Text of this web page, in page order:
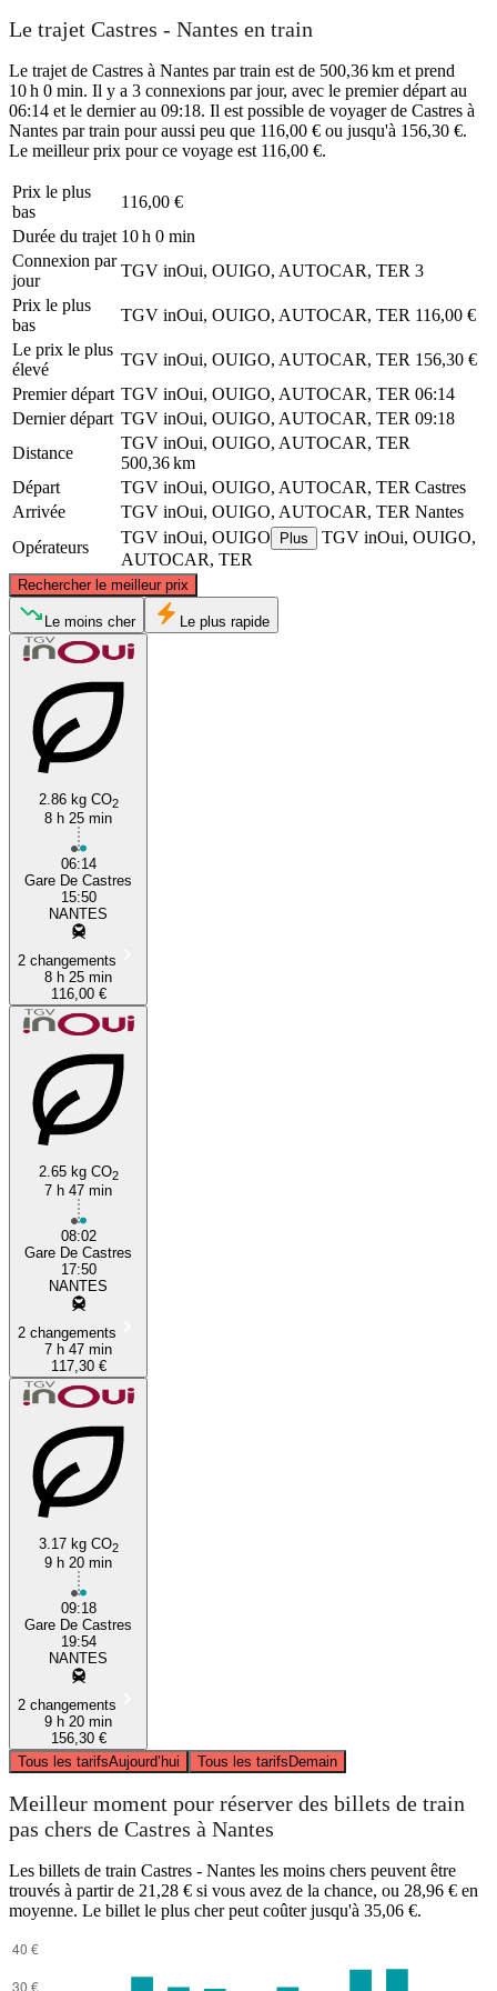
Le trajet Castres - Nantes en train
Le trajet de Castres à Nantes par train est de 500,36 km et prend
10 h 0 min. Il y a 3 connexions par jour, avec le premier départ au
06:14 et le dernier au 09:18. Il est possible de voyager de Castres à
Nantes par train pour aussi peu que 116,00 € ou jusqu'à 156,30 €.
Le meilleur prix pour ce voyage est 116,00 €.
Prix ​​le plus
bas
116,00 €
Durée du trajet 10 h 0 min
Connexion par
jour
TGV inOui, OUIGO, AUTOCAR, TER 3
Prix ​​le plus
bas
TGV inOui, OUIGO, AUTOCAR, TER 116,00 €
Le prix le plus
élevé
TGV inOui, OUIGO, AUTOCAR, TER 156,30 €
Premier départ TGV inOui, OUIGO, AUTOCAR, TER 06:14
Dernier départ TGV inOui, OUIGO, AUTOCAR, TER 09:18
Distance
TGV inOui, OUIGO, AUTOCAR, TER
500,36 km
Départ
TGV inOui, OUIGO, AUTOCAR, TER Castres
Arrivée
TGV inOui, OUIGO, AUTOCAR, TER Nantes
Opérateurs
TGV inOui, OUIGO Plus
TGV inOui, OUIGO,
AUTOCAR, TER
Rechercher le meilleur prix
Nantes
Le moins cher Le plus rapide
2.86 kg CO2
8 h 25 min
06:14
Gare De Castres
15:50
NANTES
2 changements
8 h 25 min
116,00 €
2.65 kg CO2
7 h 47 min
08:02
Gare De Castres
17:50
NANTES
2 changements
7 h 47 min
117,30 €
3.17 kg CO2
9 h 20 min
09:18
Gare De Castres
19:54
NANTES
2 changements
9 h 20 min
156,30 €
Tous les tarifsAujourd’hui Tous les tarifsDemain
Meilleur moment pour réserver des billets de train
pas chers de Castres à Nantes
Les billets de train Castres - Nantes les moins chers peuvent être
trouvés à partir de 21,28 € si vous avez de la chance, ou 28,96 € en
moyenne. Le billet le plus cher peut coûter jusqu'à 35,06 €.